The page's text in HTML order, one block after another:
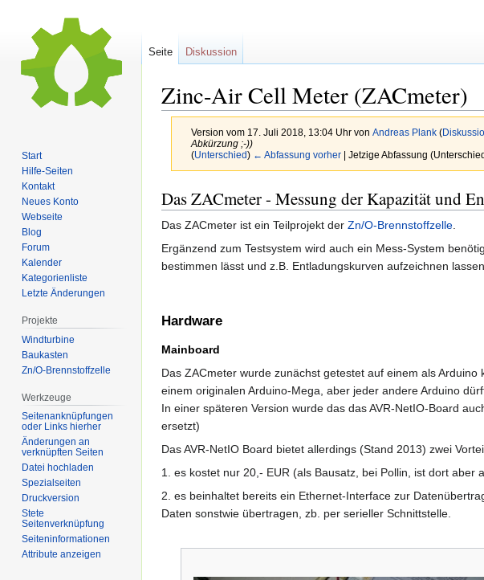
Zinc-Air Cell Meter (ZACmeter)
Version vom 17. Juli 2018, 13:04 Uhr von Andreas Plank (
Abkürzung ;-))
(Unterschied) ← Abfassung vorher| Jetzige Abfassung
Zur
Navigation
springen
Zur
Suche
springen
Das ZACmeter - Messung der Kapazität und
Das ZACmeter ist ein Teilprojekt der Zn/O-Brennstoffzelle
Ergänzend zum Testsystem wird auch ein Mess-System
bestimmen lässt und z.B. Entladungskurven aufzeichnen lassen.
Hardware
Mainboard
Das ZACmeter wurde zunächst getestet auf einem als Arduino
einem originalen Arduino-Mega, aber jeder andere Arduino
In einer späteren Version wurde das das AVR-NetIO-Board
ersetzt)
Das AVR-NetIO Board bietet allerdings (Stand 2013) zwei
1. es kostet nur 20,- EUR (als Bausatz, bei Pollin, ist dort aber
2. es beinhaltet bereits ein Ethernet-Interface zur
Daten sonstwie übertragen, zb. per serieller Schnittstelle.
Seite Diskussion
Start
Hilfe-Seiten
Kontakt
Neues Konto
Webseite
Blog
Forum
Kalender
Kategorienliste
Letzte Änderungen
Projekte
Windturbine
Baukasten
Zn/O-Brennstoffzelle
Werkzeuge
Seitenanknüpfungen
oder Links hierher
Änderungen an
verknüpften Seiten
Datei hochladen
Spezialseiten
Druckversion
Stete
Seitenverknüpfung
Seiten­informationen
Attribute anzeigen